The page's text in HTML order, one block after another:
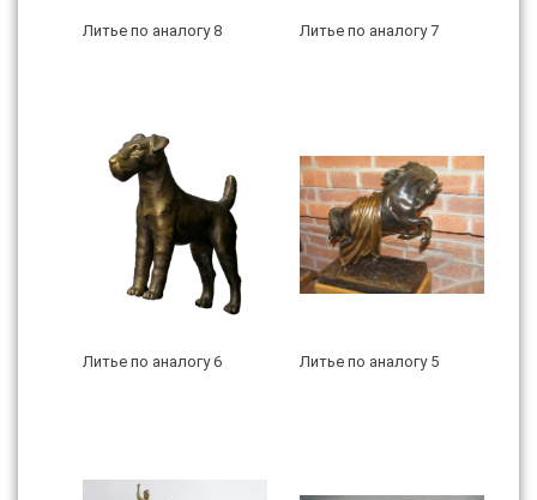
Литье по аналогу 8 Литье по аналогу 7
Литье по аналогу 6 Литье по аналогу 5